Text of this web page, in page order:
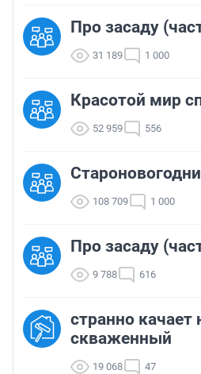
Про засаду
31 189 1 000
Красотой мир
52 959 556
108 709 1 000
Про засаду
9 788 616
странно качает
скваженный
19 068 47